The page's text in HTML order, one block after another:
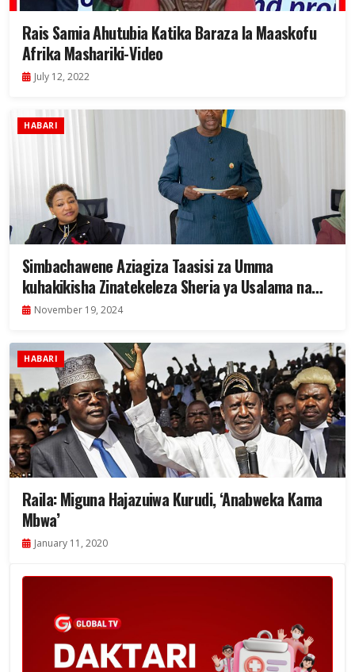
Rais Samia Ahutubia Katika Baraza la Maaskofu
Afrika Mashariki-Video
July 12, 2022
HABARI
Simbachawene Aziagiza Taasisi za Umma
kuhakikisha Zinatekeleza Sheria ya Usalama na
Afya Mahali pa Kazi
November 19, 2024
HABARI
Raila: Miguna Hajazuiwa Kurudi, ‘Anabweka Kama
Mbwa’
January 11, 2020